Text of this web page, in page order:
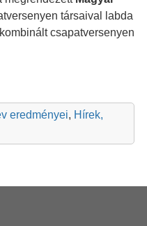
társaival labda
csapatversenyen
eredményei, Hírek,